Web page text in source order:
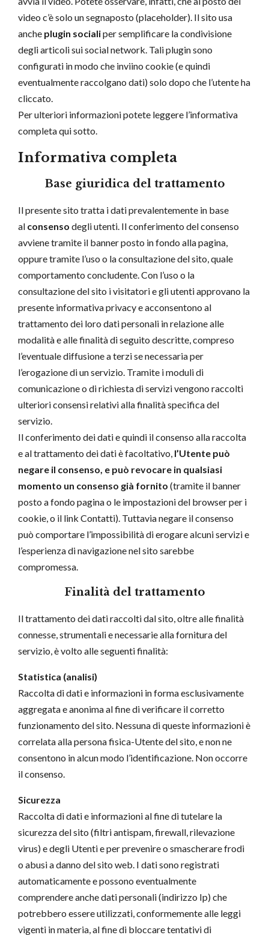
video c’è solo un segnaposto (placeholder). Il sito usa
anche plugin socialiper semplificare la condivisione
degli articoli sui social network. Tali plugin sono
configurati in modo che inviino cookie (e quindi
eventualmente raccolgano dati) solo dopo che l’utente ha
cliccato.
Per ulteriori informazioni potete leggere l’informativa
completa qui sotto.
Informativa completa
Base giuridica del trattamento
Il presente sito tratta i dati prevalentemente in base
al consenso degli utenti. Il conferimento del consenso
avviene tramite il banner posto in fondo alla pagina,
oppure tramite l’uso o la consultazione del sito, quale
comportamento concludente. Con l’uso o la
consultazione del sito i visitatori e gli utenti approvano la
presente informativa privacy e acconsentono al
trattamento dei loro dati personali in relazione alle
modalità e alle finalità di seguito descritte, compreso
l’eventuale diffusione a terzi se necessaria per
l’erogazione di un servizio. Tramite i moduli di
comunicazione o di richiesta di servizi vengono raccolti
ulteriori consensi relativi alla finalità specifica del
servizio.
Il conferimento dei dati e quindi il consenso alla raccolta
e al trattamento dei dati è facoltativo, l’Utente può
negare il consenso, e può revocare in qualsiasi
momento un consenso già fornito (tramite il banner
posto a fondo pagina o le impostazioni del browser per i
cookie, o il link Contatti). Tuttavia negare il consenso
può comportare l’impossibilità di erogare alcuni servizi e
l’esperienza di navigazione nel sito sarebbe
compromessa.
Finalità del trattamento
Il trattamento dei dati raccolti dal sito, oltre alle finalità
connesse, strumentali e necessarie alla fornitura del
servizio, è volto alle seguenti finalità:
Statistica (analisi)
Raccolta di dati e informazioni in forma esclusivamente
aggregata e anonima al fine di verificare il corretto
funzionamento del sito. Nessuna di queste informazioni è
correlata alla persona fisica-Utente del sito, e non ne
consentono in alcun modo l’identificazione. Non occorre
il consenso.
Sicurezza
Raccolta di dati e informazioni al fine di tutelare la
sicurezza del sito (filtri antispam, firewall, rilevazione
virus) e degli Utenti e per prevenire o smascherare frodi
o abusi a danno del sito web. I dati sono registrati
automaticamente e possono eventualmente
comprendere anche dati personali (indirizzo Ip) che
potrebbero essere utilizzati, conformemente alle leggi
vigenti in materia, al fine di bloccare tentativi di